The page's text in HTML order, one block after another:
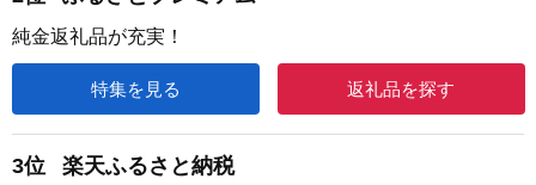
純金返礼品が充実！
特集を見る 返礼品を探す
3位 楽天ふるさと納税